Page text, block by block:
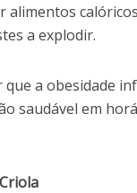
a explodir.
a obesidade
saudável em
Criola